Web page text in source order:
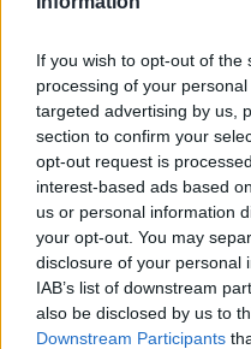
If you wish to opt-out of
processing of your
targeted advertising by us,
section to confirm your
opt-out request is
interest-based ads based
us or personal information
your opt-out. You may
disclosure of your personal
IAB’s list of downstream
also be disclosed by us to
Downstream Participants